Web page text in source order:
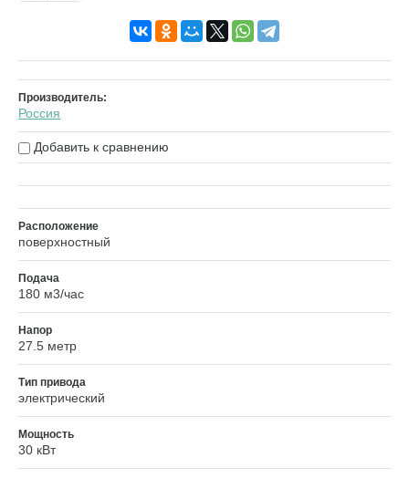
Производитель:
Россия
Добавить к сравнению
Расположение
поверхностный
Подача
180 м3/час
Напор
27.5 метр
Тип привода
электрический
Мощность
30 кВт